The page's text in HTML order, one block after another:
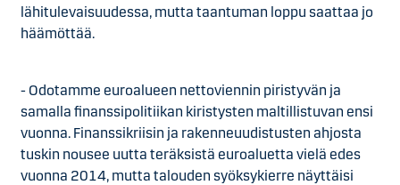
lähitulevaisuudessa, mutta taantuman loppu saattaa jo
häämöttää.
- Odotamme euroalueen nettoviennin piristyvän ja
samalla finanssipolitiikan kiristysten maltillistuvan ensi
vuonna. Finanssikriisin ja rakenneuudistusten ahjosta
tuskin nousee uutta teräksistä euroaluetta vielä edes
vuonna 2014, mutta talouden syöksykierre näyttäisi